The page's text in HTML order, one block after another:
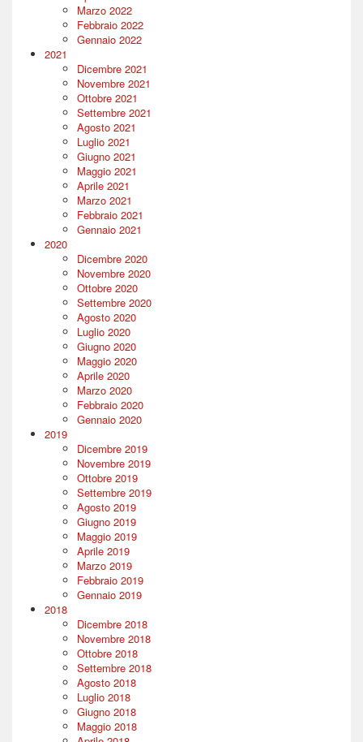
Marzo 2022
Febbraio 2022
Gennaio 2022
2021
Dicembre 2021
Novembre 2021
Ottobre 2021
Settembre 2021
Agosto 2021
Luglio 2021
Giugno 2021
Maggio 2021
Aprile 2021
Marzo 2021
Febbraio 2021
Gennaio 2021
2020
Dicembre 2020
Novembre 2020
Ottobre 2020
Settembre 2020
Agosto 2020
Luglio 2020
Giugno 2020
Maggio 2020
Aprile 2020
Marzo 2020
Febbraio 2020
Gennaio 2020
2019
Dicembre 2019
Novembre 2019
Ottobre 2019
Settembre 2019
Agosto 2019
Giugno 2019
Maggio 2019
Aprile 2019
Marzo 2019
Febbraio 2019
Gennaio 2019
2018
Dicembre 2018
Novembre 2018
Ottobre 2018
Settembre 2018
Agosto 2018
Luglio 2018
Giugno 2018
Maggio 2018